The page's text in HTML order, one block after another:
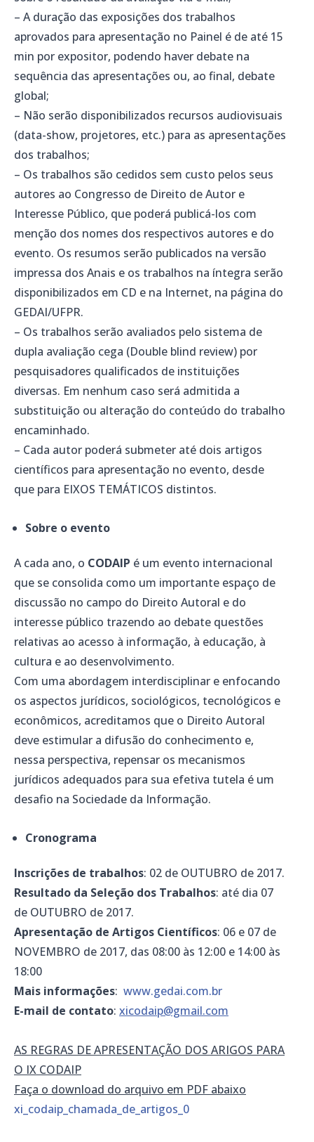
– A duração das exposições dos trabalhos
aprovados para apresentação no Painel é de até 15
min por expositor, podendo haver debate na
sequência das apresentações ou, ao final, debate
global;
– Não serão disponibilizados recursos audiovisuais
(data-show, projetores, etc.) para as apresentações
dos trabalhos;
– Os trabalhos são cedidos sem custo pelos seus
autores ao Congresso de Direito de Autor e
Interesse Público, que poderá publicá-los com
menção dos nomes dos respectivos autores e do
evento. Os resumos serão publicados na versão
impressa dos Anais e os trabalhos na íntegra serão
disponibilizados em CD e na Internet, na página do
GEDAI/UFPR.
– Os trabalhos serão avaliados pelo sistema de
dupla avaliação cega (Double blind review) por
pesquisadores qualificados de instituições
diversas. Em nenhum caso será admitida a
substituição ou alteração do conteúdo do trabalho
encaminhado.
– Cada autor poderá submeter até dois artigos
científicos para apresentação no evento, desde
que para EIXOS TEMÁTICOS distintos.
Sobre o evento
A cada ano, o CODAIP é um evento internacional
que se consolida como um importante espaço de
discussão no campo do Direito Autoral e do
interesse público trazendo ao debate questões
relativas ao acesso à informação, à educação, à
cultura e ao desenvolvimento.
Com uma abordagem interdisciplinar e enfocando
os aspectos jurídicos, sociológicos, tecnológicos e
econômicos, acreditamos que o Direito Autoral
deve estimular a difusão do conhecimento e,
nessa perspectiva, repensar os mecanismos
jurídicos adequados para sua efetiva tutela é um
desafio na Sociedade da Informação.
Cronograma
Inscrições de trabalhos: 02 de OUTUBRO de 2017.
Resultado da Seleção dos Trabalhos: até dia 07
de OUTUBRO de 2017.
Apresentação de Artigos Científicos: 06 e 07 de
NOVEMBRO de 2017, das 08:00 às 12:00 e 14:00 às
18:00
Mais informações: www.gedai.com.br
E-mail de contato: xicodaip@gmail.com
AS REGRAS DE APRESENTAÇÃO DOS ARIGOS PARA
O IX CODAIP
Faça o download do arquivo em PDF abaixo
xi_codaip_chamada_de_artigos_0